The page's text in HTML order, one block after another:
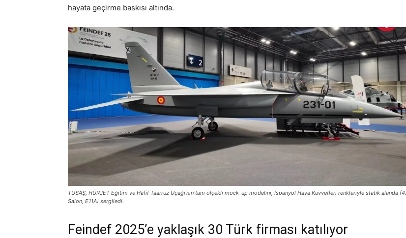
hayata geçirme baskısı altında.
TUSAŞ, HÜRJET Eğitim ve Hafif Taarruz Uçağı’nın tam ölçekli mock-up modelini, İspanyol Hava Kuvvetleri renkleriyle statik alanda (4.
Salon, E11A) sergiledi.
Feindef 2025’e yaklaşık 30 Türk firması katılıyor